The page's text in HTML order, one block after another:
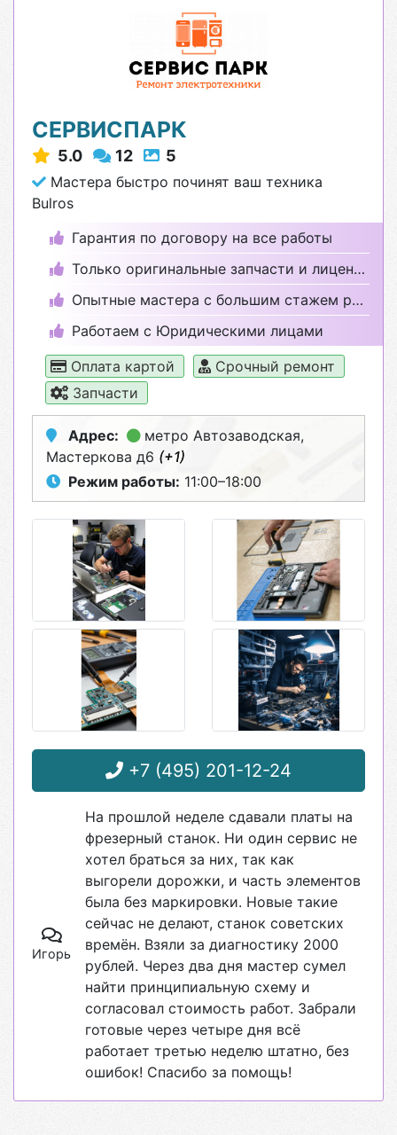
СЕРВИСПАРК
5.0 12 5
Мастера быстро починят ваш техника
Bulros
Гарантия по договору на все работы
Только оригинальные запчасти и лицензионные программы
Опытные мастера с большим стажем работы
Работаем с Юридическими лицами
Оплата картой
Срочный ремонт
Запчасти
Адрес: метро Автозаводская,
Мастеркова д6 (+1)
Режим работы: 11:00–18:00
+7 (495) 201-12-24
Игорь
На прошлой неделе сдавали платы на
фрезерный станок. Ни один сервис не
хотел браться за них, так как
выгорели дорожки, и часть элементов
была без маркировки. Новые такие
сейчас не делают, станок советских
времён. Взяли за диагностику 2000
рублей. Через два дня мастер сумел
найти принципиальную схему и
согласовал стоимость работ. Забрали
готовые через четыре дня всё
работает третью неделю штатно, без
ошибок! Спасибо за помощь!